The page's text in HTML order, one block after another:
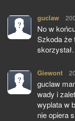
guclaw
No w
Szkoda że
skorzystał.
Giewont
guclaw
wady i
wyplata w
nie opiera